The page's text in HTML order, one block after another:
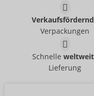
Verpackungen
Schnelle
Lieferung